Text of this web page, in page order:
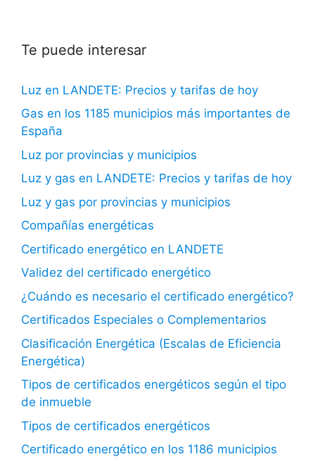
Te puede interesar
Luz en LANDETE: Precios y tarifas de hoy
Gas en los 1185 municipios más importantes de
España
Luz por provincias y municipios
Luz y gas en LANDETE: Precios y tarifas de hoy
Luz y gas por provincias y municipios
Compañías energéticas
Certificado energético en LANDETE
Validez del certificado energético
¿Cuándo es necesario el certificado energético?
Certificados Especiales o Complementarios
Clasificación Energética (Escalas de Eficiencia
Energética)
Tipos de certificados energéticos según el tipo
de inmueble
Tipos de certificados energéticos
Certificado energético en los 1186 municipios